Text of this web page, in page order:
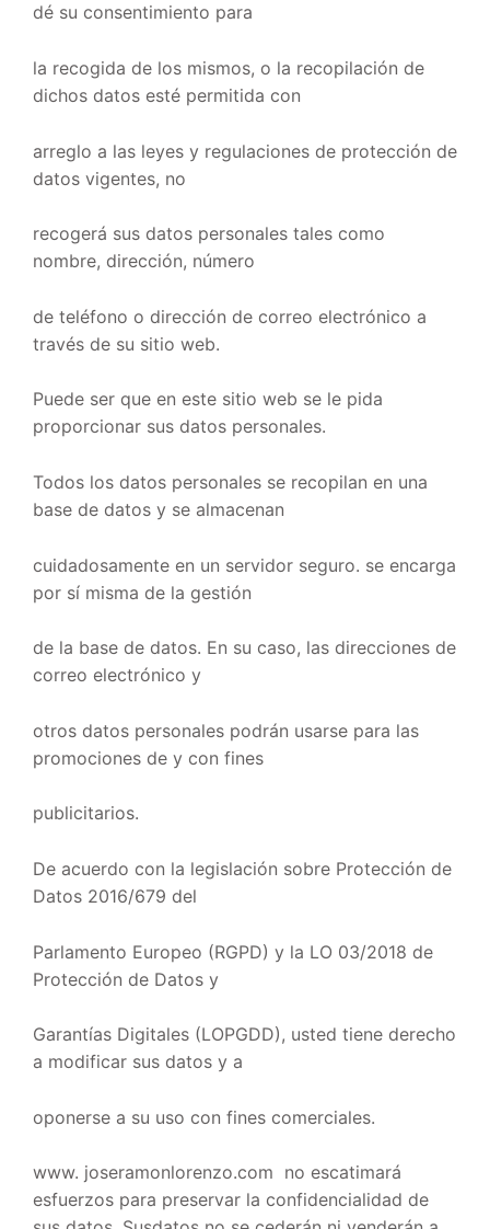
dé su consentimiento para
la recogida de los mismos, o la recopilación de
dichos datos esté permitida con
arreglo a las leyes y regulaciones de protección de
datos vigentes, no
recogerá sus datos personales tales como
nombre, dirección, número
de teléfono o dirección de correo electrónico a
través de su sitio web.
Puede ser que en este sitio web se le pida
proporcionar sus datos personales.
Todos los datos personales se recopilan en una
base de datos y se almacenan
cuidadosamente en un servidor seguro. se encarga
por sí misma de la gestión
de la base de datos. En su caso, las direcciones de
correo electrónico y
otros datos personales podrán usarse para las
promociones de y con fines
publicitarios.
De acuerdo con la legislación sobre Protección de
Datos 2016/679 del
Parlamento Europeo (RGPD) y la LO 03/2018 de
Protección de Datos y
Garantías Digitales (LOPGDD), usted tiene derecho
a modificar sus datos y a
oponerse a su uso con fines comerciales.
www. joseramonlorenzo.com no escatimará
esfuerzos para preservar la confidencialidad de